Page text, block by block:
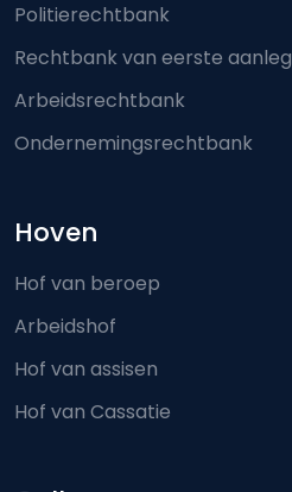
Politierechtbank
Rechtbank van eerste aanleg
Arbeidsrechtbank
Ondernemingsrechtbank
Hoven
Hof van beroep
Arbeidshof
Hof van assisen
Hof van Cassatie